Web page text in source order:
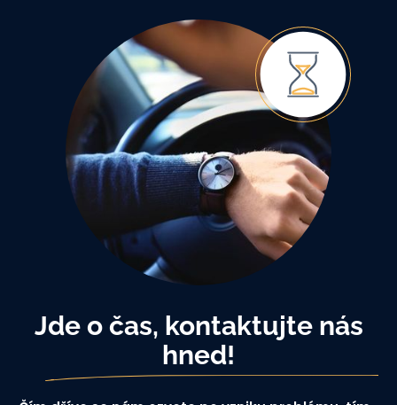
Jde o čas, kontaktujte nás
hned!